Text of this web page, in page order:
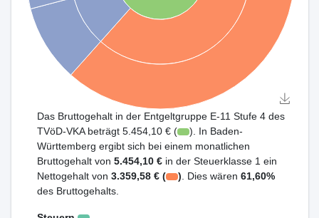
Das Bruttogehalt in der Entgeltgruppe E-11 Stufe 4 des
TVöD-VKA beträgt 5.454,10 € (
). In Baden-
Württemberg ergibt sich bei einem monatlichen
Bruttogehalt von 5.454,10 € in der Steuerklasse 1 ein
Nettogehalt von 3.359,58 € ( ) . Dies wären61,60%
des Bruttogehalts.